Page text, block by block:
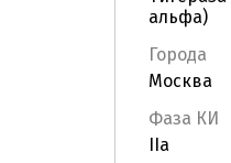
альфа)
Города
Москва
Фаза КИ
IIa